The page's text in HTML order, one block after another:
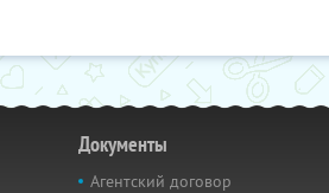
Документы
Агентский договор